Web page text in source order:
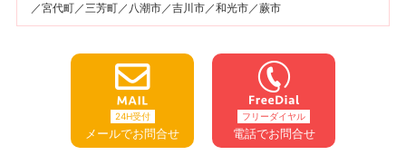
／宮代町／三芳町／八潮市／吉川市／和光市／蕨市
24H受付
メールでお問合せ
フリーダイヤル
電話でお問合せ